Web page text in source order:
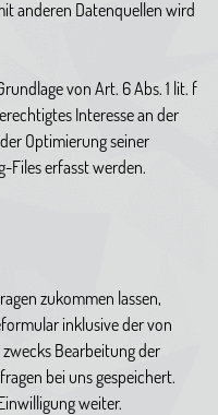
anderen Datenquellen wird
von Art. 6 Abs. 1 lit. f
Interesse an der
Optimierung seiner
Files erfasst werden.
zukommen lassen,
inklusive der von
Bearbeitung der
bei uns gespeichert.
weiter.